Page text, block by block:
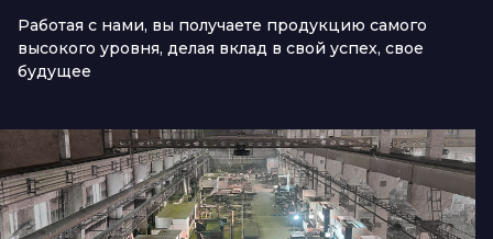
Работая с нами, вы получаете продукцию самого
высокого уровня, делая вклад в свой успех, свое
будущее